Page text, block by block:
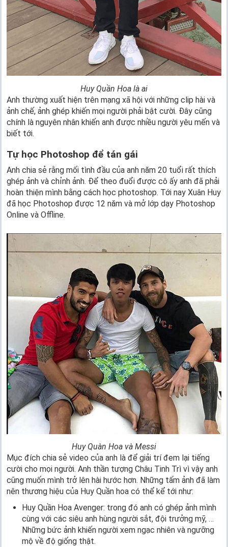
Huy Quần Hoa là ai
Anh thường xuất hiện trên mạng xã hội với những clip hài và
ảnh chế, ảnh ghép khiến mọi người phải bật cười. Đây cũng
chính là nguyên nhân khiến anh được nhiều người yêu mến và
biết tới.
Tự học Photoshop để tán gái
Anh chia sẻ rằng mối tình đầu của anh năm 20 tuổi rất thích
ghép ảnh và chỉnh ảnh. Để theo đuổi được cô ấy anh đã phải
hoàn thiện mình bằng cách học photoshop. Tới nay Xuân Huy
đã học Photoshop được 12 năm và mở lớp dạy Photoshop
Online và Offline.
Huy Quàn Hoa và Messi
Mục đích chia sẻ video của anh là để giải trí đem lại tiếng
cười cho mọi người. Anh thần tượng Châu Tinh Trì vì vậy anh
cũng muốn mình trở lên hài hước hơn. Những tấm ảnh đã làm
nên thương hiệu của Huy Quần hoa có thể kể tới như:
Huy Quần Hoa Avenger: trong đó anh có ghép ảnh mình
cùng với các siêu anh hùng người sắt, đội trưởng mỹ, …
Những bức ảnh khiến người xem ngạc nhiên và ngưỡng
mộ về độ giống thật.